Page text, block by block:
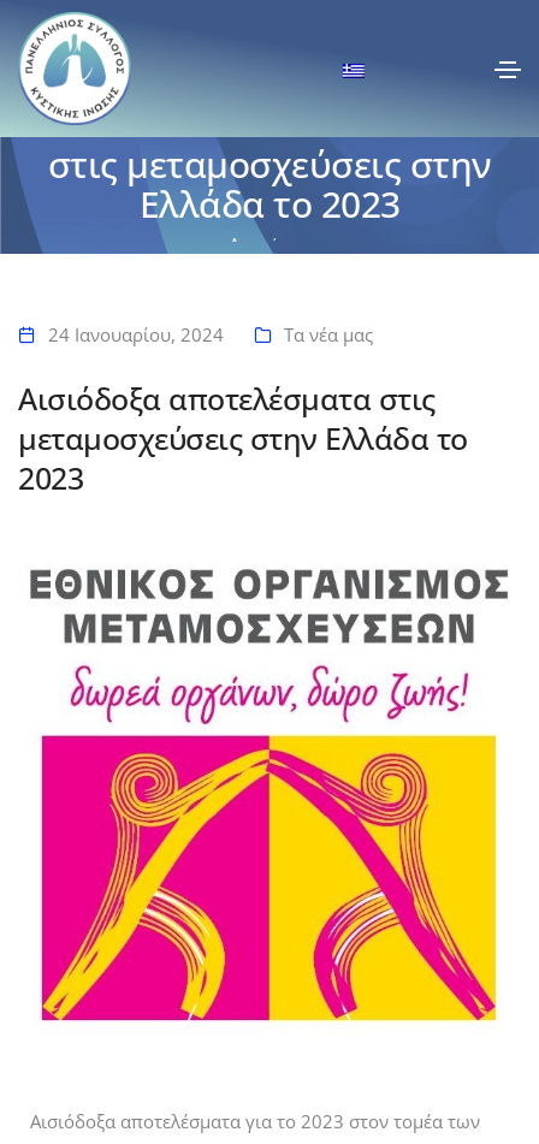
Αισιόδοξα αποτελέσματα
στις μεταμοσχεύσεις στην
Ελλάδα το 2023
Αρχική
24 Ιανουαρίου, 2024 Τα νέα μας
Αισιόδοξα αποτελέσματα στις
μεταμοσχεύσεις στην Ελλάδα το
2023
Αισιόδοξα αποτελέσματα για το 2023 στον τομέα των